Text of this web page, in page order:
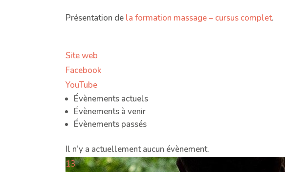
Présentation de la formation massage – cursus complet.
Site web
Facebook
YouTube
Évènements actuels
Évènements à venir
Évènements passés
Il n’y a actuellement aucun évènement.
13